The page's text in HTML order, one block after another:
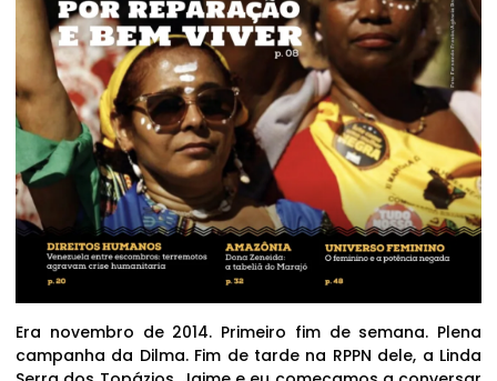
Era novembro de 2014. Primeiro fim de semana. Plena
campanha da Dilma. Fim de tarde na RPPN dele, a Linda